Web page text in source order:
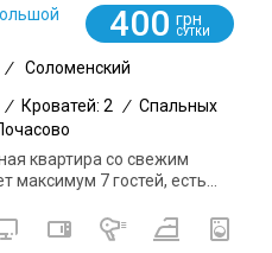
400 грн
СУТКИ
/
Соломенский
/ Кроватей: 2 / Спальных
квартира со свежим
7 гостей, есть...